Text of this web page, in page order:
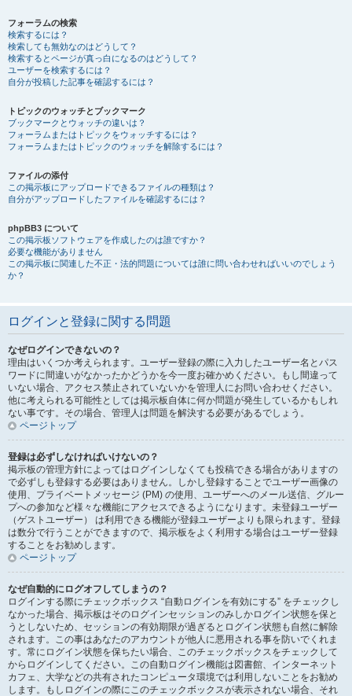
フォーラムの検索
検索するには？
検索しても無効なのはどうして？
検索するとページが真っ白になるのはどうして？
ユーザーを検索するには？
自分が投稿した記事を確認するには？
トピックのウォッチとブックマーク
ブックマークとウォッチの違いは？
フォーラムまたはトピックをウォッチするには？
フォーラムまたはトピックのウォッチを解除するには？
ファイルの添付
この掲示板にアップロードできるファイルの種類は？
自分がアップロードしたファイルを確認するには？
phpBB3 について
この掲示板ソフトウェアを作成したのは誰ですか？
必要な機能がありません
この掲示板に関連した不正・法的問題については誰に問い合わせればいいのでしょう
か？
ログインと登録に関する問題
なぜログインできないの？
理由はいくつか考えられます。ユーザー登録の際に入力したユーザー名とパス
ワードに間違いがなかったかどうかを今一度お確かめください。もし間違って
いない場合、アクセス禁止されていないかを管理人にお問い合わせください。
他に考えられる可能性としては掲示板自体に何か問題が発生しているかもしれ
ない事です。その場合、管理人は問題を解決する必要があるでしょう。
ページトップ
登録は必ずしなければいけないの？
掲示板の管理方針によってはログインしなくても投稿できる場合がありますの
で必ずしも登録する必要はありません。しかし登録することでユーザー画像の
使用、プライベートメッセージ (PM) の使用、ユーザーへのメール送信、グルー
プへの参加など様々な機能にアクセスできるようになります。未登録ユーザー
（ゲストユーザー） は利用できる機能が登録ユーザーよりも限られます。登録
は数分で行うことができますので、掲示板をよく利用する場合はユーザー登録
することをお勧めします。
ページトップ
なぜ自動的にログオフしてしまうの？
ログインする際にチェックボックス “自動ログインを有効にする” をチェックし
なかった場合、掲示板はそのログインセッションのみしかログイン状態を保と
うとしないため、セッションの有効期限が過ぎるとログイン状態も自然に解除
されます。この事はあなたのアカウントが他人に悪用される事を防いでくれま
す。常にログイン状態を保ちたい場合、このチェックボックスをチェックして
からログインしてください。この自動ログイン機能は図書館、インターネット
カフェ、大学などの共有されたコンピュータ環境では利用しないことをお勧め
します。もしログインの際にこのチェックボックスが表示されない場合、それ